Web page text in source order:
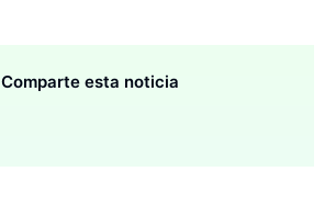
Comparte esta noticia